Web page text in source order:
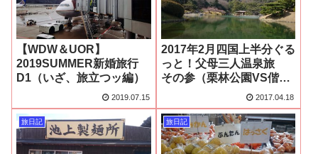
【WDW＆UOR】
2019SUMMER新婚旅行
D1（いざ、旅立つッ編）
2019.07.15
2017年2月四国上半分ぐる
っと！父母三人温泉旅
その参（栗林公園VS偕楽
2017.04.18
旅日記 旅日記